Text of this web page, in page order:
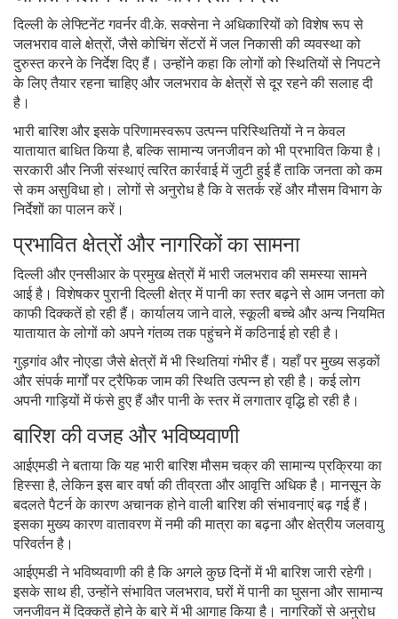
दिल्ली के लेफ्टिनेंट गवर्नर वी.के. सक्सेना ने अधिकारियों को विशेष रूप से
जलभराव वाले क्षेत्रों, जैसे कोचिंग सेंटरों में जल निकासी की व्यवस्था को
दुरुस्त करने के निर्देश दिए हैं। उन्होंने कहा कि लोगों को स्थितियों से निपटने
के लिए तैयार रहना चाहिए और जलभराव के क्षेत्रों से दूर रहने की सलाह दी
है।
भारी बारिश और इसके परिणामस्वरूप उत्पन्न परिस्थितियों ने न केवल
यातायात बाधित किया है, बल्कि सामान्य जनजीवन को भी प्रभावित किया है।
सरकारी और निजी संस्थाएं त्वरित कार्रवाई में जुटी हुई हैं ताकि जनता को कम
से कम असुविधा हो। लोगों से अनुरोध है कि वे सतर्क रहें और मौसम विभाग के
निर्देशों का पालन करें।
प्रभावित क्षेत्रों और नागरिकों का सामना
दिल्ली और एनसीआर के प्रमुख क्षेत्रों में भारी जलभराव की समस्या सामने
आई है। विशेषकर पुरानी दिल्ली क्षेत्र में पानी का स्तर बढ़ने से आम जनता को
काफी दिक्कतें हो रही हैं। कार्यालय जाने वाले, स्कूली बच्चे और अन्य नियमित
यातायात के लोगों को अपने गंतव्य तक पहुंचने में कठिनाई हो रही है।
गुड़गांव और नोएडा जैसे क्षेत्रों में भी स्थितियां गंभीर हैं। यहाँ पर मुख्य सड़कों
और संपर्क मार्गों पर ट्रैफिक जाम की स्थिति उत्पन्न हो रही है। कई लोग
अपनी गाड़ियों में फंसे हुए हैं और पानी के स्तर में लगातार वृद्धि हो रही है।
बारिश की वजह और भविष्यवाणी
आईएमडी ने बताया कि यह भारी बारिश मौसम चक्र की सामान्य प्रक्रिया का
हिस्सा है, लेकिन इस बार वर्षा की तीव्रता और आवृत्ति अधिक है। मानसून के
बदलते पैटर्न के कारण अचानक होने वाली बारिश की संभावनाएं बढ़ गई हैं।
इसका मुख्य कारण वातावरण में नमी की मात्रा का बढ़ना और क्षेत्रीय जलवायु
परिवर्तन है।
आईएमडी ने भविष्यवाणी की है कि अगले कुछ दिनों में भी बारिश जारी रहेगी।
इसके साथ ही, उन्होंने संभावित जलभराव, घरों में पानी का घुसना और सामान्य
जनजीवन में दिक्कतें होने के बारे में भी आगाह किया है। नागरिकों से अनुरोध